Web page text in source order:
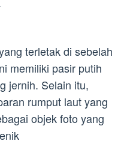
terletak di sebelah
memiliki pasir putih
jernih. Selain itu,
rumput laut yang
objek foto yang